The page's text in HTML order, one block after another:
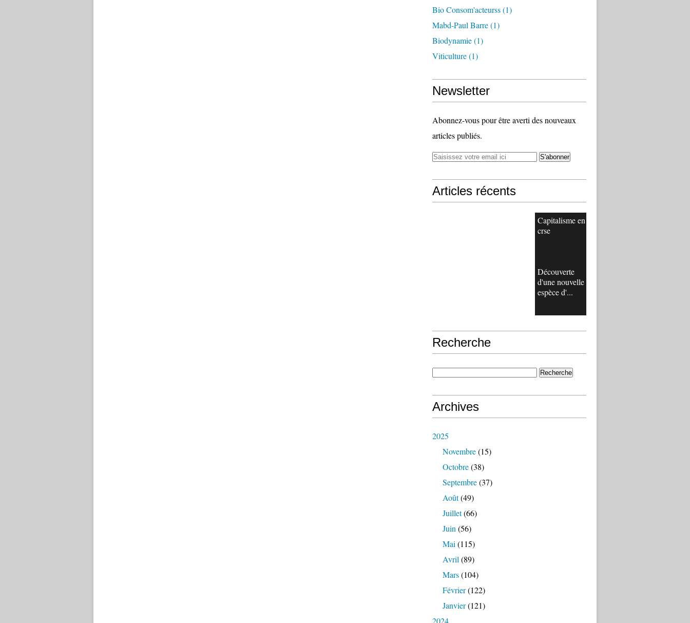
Bio Consom'acteurss(1)
Mabd-Paul Barre(1)
Biodynamie(1)
Viticulture(1)
Newsletter
Abonnez-vous pour être averti des nouveaux
articles publiés.
Articles récents
Capitalisme en
crse
Découverte
d'une nouvelle
espèce d'...
Recherche
Archives
2025
Novembre(15)
Octobre(38)
Septembre(37)
Août(49)
Juillet(66)
Juin (56)
Mai (115)
Avril (89)
Mars(104)
Février(122)
Janvier(121)
2024